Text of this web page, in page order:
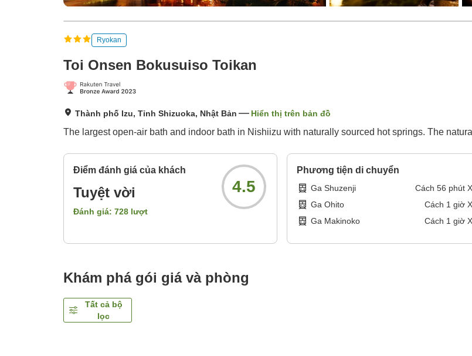
Ryokan
Toi Onsen Bokusuiso Toikan
Thành phố Izu, Tỉnh Shizuoka, Nhật Bản Hiển thị trên bản đồ
The largest open-air bath and indoor bath in Nishiizu with naturally sourced hot springs. The
Điểm đánh giá của khách
Tuyệt vời
Đánh giá: 728 lượt
4.5
Phương tiện di chuyển
Ga Shuzenji Cách 56 phút
Ga Ohito
Cách 1 giờ
Ga Makinoko
Cách 1 giờ
Khám phá gói giá và phòng
Tất cả bộ
lọc